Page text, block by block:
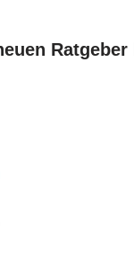
Ratgeber